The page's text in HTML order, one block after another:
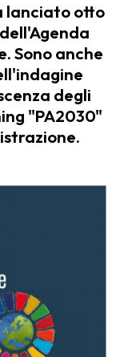
lanciato otto
Sono anche
degli
"PA2030"